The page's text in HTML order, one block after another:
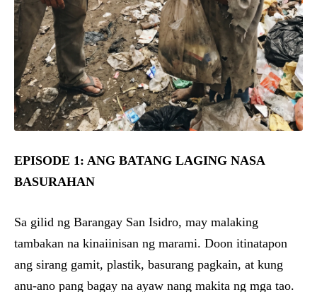
EPISODE 1: ANG BATANG LAGING NASA
BASURAHAN
Sa gilid ng Barangay San Isidro, may malaking
tambakan na kinaiinisan ng marami. Doon itinatapon
ang sirang gamit, plastik, basurang pagkain, at kung
anu-ano pang bagay na ayaw nang makita ng mga tao.